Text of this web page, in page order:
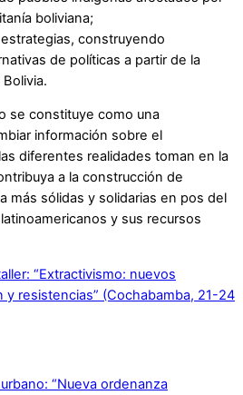
boliviana;
construyendo
de políticas a partir de la
se constituye como una
información sobre el
diferentes realidades toman en la
a la construcción de
más sólidas y solidarias en pos del
y sus recursos
“Extractivismo: nuevos
resistencias” (Cochabamba, 21-24
“Nueva ordenanza